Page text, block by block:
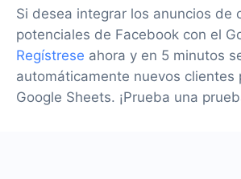
Si desea integrar los anuncios de
potenciales de Facebook con el
Regístrese ahora y en 5 minutos
automáticamente nuevos clientes
Google Sheets. ¡Prueba una